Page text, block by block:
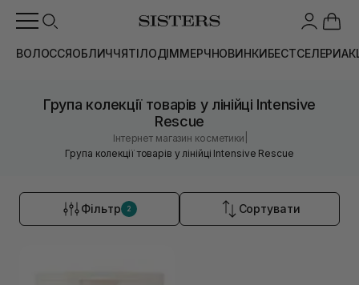
ВОЛОССЯОБЛИЧЧЯТІЛОДІММЕРЧНОВИНКИБЕСТСЕЛЕРИ
Група колекції товарів у лінійці Intensive
Rescue
Інтернет магазин косметики
Група колекції товарів у лінійці Intensive Rescue
Фільтр 2 Сортувати